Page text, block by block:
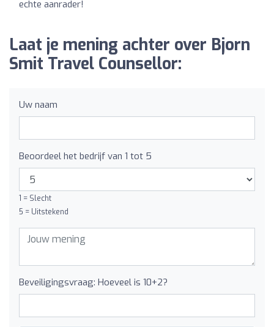
echte aanrader!
Laat je mening achter over Bjorn
Smit Travel Counsellor:
Uw naam
Beoordeel het bedrijf van 1 tot 5
1 = Slecht
5 = Uitstekend
Beveiligingsvraag: Hoeveel is 10+2?